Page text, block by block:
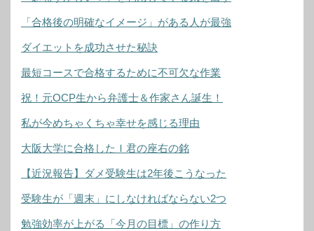
「合格後の明確なイメージ」がある人が最強
ダイエットを成功させた秘訣
最短コースで合格するために不可欠な作業
祝！元OCP生から弁護士＆作家さん誕生！
私が今めちゃくちゃ幸せを感じる理由
大阪大学に合格したＩ君の座右の銘
【近況報告】ダメ受験生は2年後こうなった
受験生が「週末」にしなければならない2つ
勉強効率が上がる「今月の目標」の作り方